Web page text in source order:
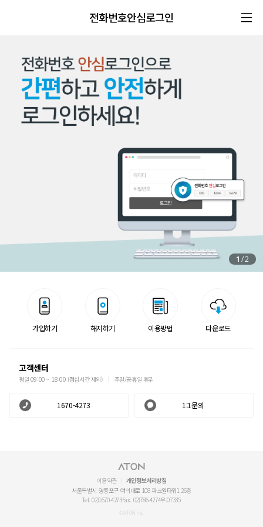
전화번호안심로그인
1 /2
가입하기 해지하기 이용방법 다운로드
고객센터
평일 09:00 ~ 18:00 (점심시간 제외) 주말/공휴일 휴무
1670-4273 1:1문의
이용약관
개인정보처리방침
서울특별시 영등포구 여의대로 108 파크원타워1 26층
Tel. 02)1670-4273Fax. 02)786-4274우.07335
© ATON Inc.